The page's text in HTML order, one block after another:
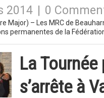
2014 0
Major) – Les MRC de
permanentes de la
La
s’arrête à